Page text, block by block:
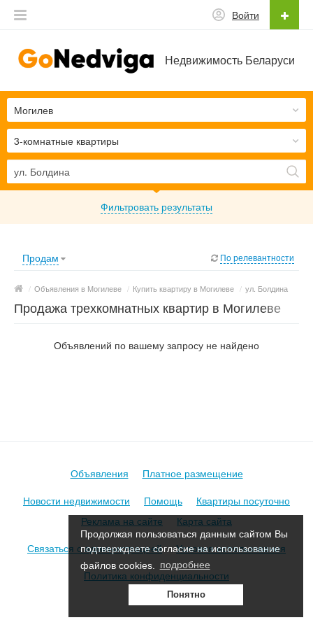
Продолжая пользоваться данным сайтом Вы
подтверждаете согласие на использование
файлов cookies.
подробнее
Понятно
Недвижимость Беларуси
Войти
3-комнатные квартиры
Могилев
Фильтровать результаты
Продам По релевантности
/ Объявления в Могилеве / Купить квартиру в Могилеве / ул. Болдина
Продажа трехкомнатных квартир в Могилеве
Объявлений по вашему запросу не найдено
Объявления
Платное размещение
Новости недвижимости
Помощь
Квартиры посуточно
Реклама на сайте
Карта сайта
Связаться с администрацией
Условия использования
Политика конфиденциальности